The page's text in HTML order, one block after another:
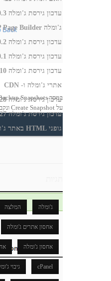
על Create Snapshot ונקבל את התגובה הבאה:
עדכון גירסת ג'ומלה 3.10.3 ו- 4.0.4
ג'ומלה SP Page Builder - עדכון גירסה
עדכון גירסת ג'ומלה 3.10.2 ו- 4.0.3
עדכון גירסת ג'ומלה 3.10.1
עדכון גירסת ג'ומלה 3.10 - גשר לגירסה 4.0
אתרי ג'ומלה ו- CDN
עדכון גירסת ג'ומלה 3.9.28
עדכון גירסת ג'ומלה 3.9.27
גופני HTML באתר ג'ומלה
ג'ומלה המלצה
אחסון אתרים ג'ומלה
אחסון ג'ומלה
cPanel גיבוי